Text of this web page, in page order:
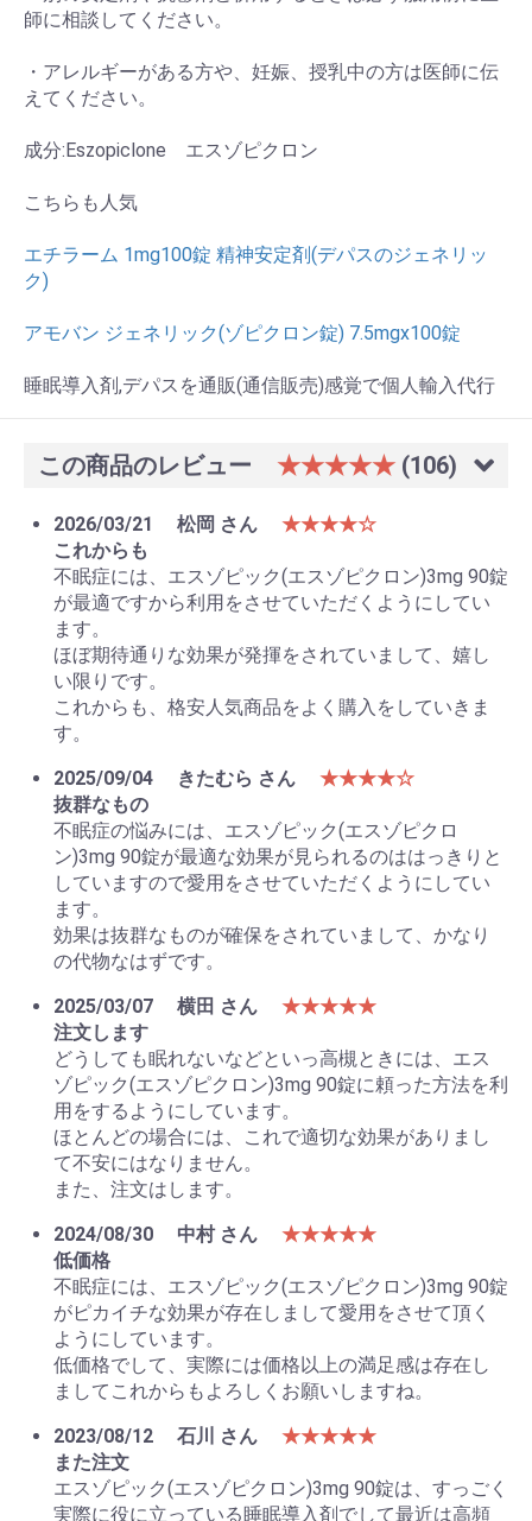
お買い物を続ける カートへ進む
師に相談してください。
・アレルギーがある方や、妊娠、授乳中の方は医師に伝
えてください。
成分:Eszopiclone エスゾピクロン
こちらも人気
エチラーム 1mg100錠 精神安定剤(デパスのジェネリッ
ク)
アモバン ジェネリック(ゾピクロン錠) 7.5mgx100錠
睡眠導入剤,デパスを通販(通信販売)感覚で個人輸入代行
この商品のレビュー ★★★★★ (106)
2026/03/21 松岡 さん
★★★★☆
これからも
不眠症には、エスゾピック(エスゾピクロン)3mg 90錠
が最適ですから利用をさせていただくようにしてい
ます。
ほぼ期待通りな効果が発揮をされていまして、嬉し
い限りです。
これからも、格安人気商品をよく購入をしていきま
す。
2025/09/04
きたむら さん
★★★★☆
抜群なもの
不眠症の悩みには、エスゾピック(エスゾピクロ
ン)3mg 90錠が最適な効果が見られるのははっきりと
していますので愛用をさせていただくようにしてい
ます。
効果は抜群なものが確保をされていまして、かなり
の代物なはずです。
2025/03/07
横田 さん
★★★★★
注文します
どうしても眠れないなどといっ高槻ときには、エス
ゾピック(エスゾピクロン)3mg 90錠に頼った方法を利
用をするようにしています。
ほとんどの場合には、これで適切な効果がありまし
て不安にはなりません。
また、注文はします。
2024/08/30
中村 さん
★★★★★
低価格
不眠症には、エスゾピック(エスゾピクロン)3mg 90錠
がピカイチな効果が存在しまして愛用をさせて頂く
ようにしています。
低価格でして、実際には価格以上の満足感は存在し
ましてこれからもよろしくお願いしますね。
2023/08/12
石川 さん
★★★★★
また注文
エスゾピック(エスゾピクロン)3mg 90錠は、すっごく
実際に役に立っている睡眠導入剤でして最近は高頻